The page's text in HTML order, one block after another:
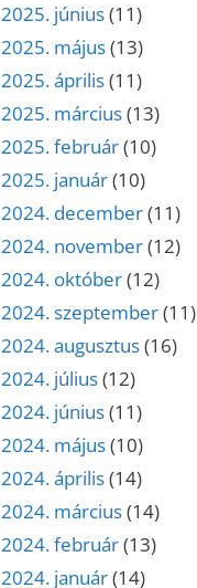
2025. június(11)
2025. május(13)
2025. április(11)
2025. március(13)
2025. február(10)
2025. január(10)
2024. december(11)
2024. november(12)
2024. október(12)
2024. szeptember(11)
2024. augusztus(16)
2024. július(12)
2024. június(11)
2024. május(10)
2024. április(14)
2024. március(14)
2024. február(13)
2024. január(14)